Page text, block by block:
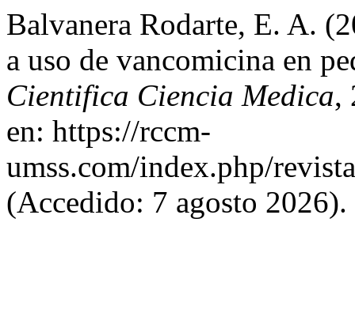
Balvanera Rodarte, E. A.
a uso de vancomicina en
Cientifica Ciencia Medica,
en: https://rccm-
umss.com/index.php/
(Accedido: 7 agosto 2026).